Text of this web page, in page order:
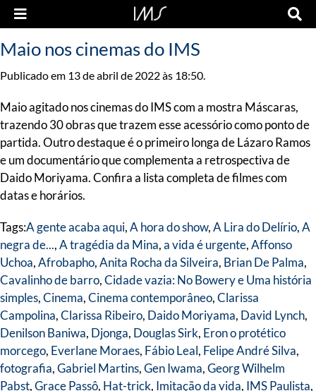
Maio nos cinemas do IMS
Publicado em 13 de abril de 2022 às 18:50.
Maio agitado nos cinemas do IMS com a mostra Máscaras,
trazendo 30 obras que trazem esse acessório como ponto de
partida. Outro destaque é o primeiro longa de Lázaro Ramos
e um documentário que complementa a retrospectiva de
Daido Moriyama. Confira a lista completa de filmes com
datas e horários.
Tags:A gente acaba aqui,A hora do show,A Lira do Delírio,A
negra de...,A tragédia da Mina,a vida é urgente,Affonso
Uchoa,Afrobapho,Anita Rocha da Silveira, Brian De Palma,
Cavalinho de barro,Cidade vazia: No Bowery e Uma história
simples,Cinema,Cinema contemporâneo,Clarissa
Campolina,Clarissa Ribeiro, Daido Moriyama, David Lynch,
Denilson Baniwa, Djonga, Douglas Sirk, Eron o protético
morcego, Everlane Moraes, Fábio Leal, Felipe André Silva,
fotografia,Gabriel Martins,Gen Iwama,Georg Wilhelm
Pabst,Grace Passô, Hat-trick, Imitação da vida, IMS Paulista,